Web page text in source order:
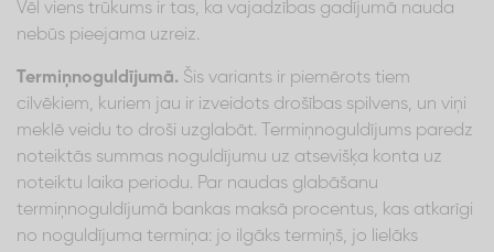
Vēl viens trūkums ir tas, ka vajadzības gadījumā nauda
nebūs pieejama uzreiz.
Termiņnoguldījumā. Šis variants ir piemērots tiem
cilvēkiem, kuriem jau ir izveidots drošības spilvens, un viņi
meklē veidu to droši uzglabāt. Termiņnoguldījums paredz
noteiktās summas noguldījumu uz atsevišķa konta uz
noteiktu laika periodu. Par naudas glabāšanu
termiņnoguldījumā bankas maksā procentus, kas atkarīgi
no noguldījuma termiņa: jo ilgāks termiņš, jo lielāks